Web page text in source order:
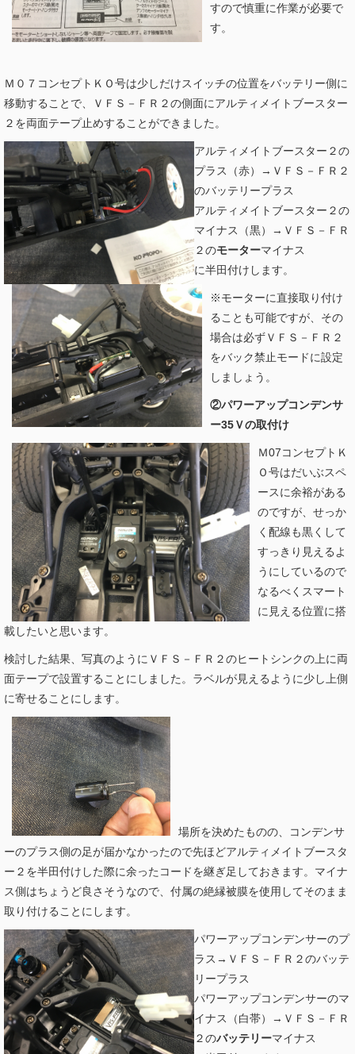
すので慎重に作業が必要で
す。
Ｍ０７コンセプトＫＯ号は少しだけスイッチの位置をバッテリー側に
移動することで、ＶＦＳ－ＦＲ２の側面にアルティメイトブースター
２を両面テープ止めすることができました。
アルティメイトブースター２の
プラス（赤）→ＶＦＳ－ＦＲ２
のバッテリープラス
アルティメイトブースター２の
マイナス（黒）→ＶＦＳ－ＦＲ
２のモーターマイナス
に半田付けします。
※モーターに直接取り付け
ることも可能ですが、その
場合は必ずＶＦＳ－ＦＲ２
をバック禁止モードに設定
しましょう。
②パワーアップコンデンサ
ー35Ｖの取付け
Ｍ07コンセプトＫ
Ｏ号はだいぶスペ
ースに余裕がある
のですが、せっか
く配線も黒くして
すっきり見えるよ
うにしているので
なるべくスマート
に見える位置に搭
載したいと思います。
検討した結果、写真のようにＶＦＳ－ＦＲ２のヒートシンクの上に両
面テープで設置することにしました。ラベルが見えるように少し上側
に寄せることにします。
場所を決めたものの、コンデンサ
ーのプラス側の足が届かなかったので先ほどアルティメイトブースタ
ー２を半田付けした際に余ったコードを継ぎ足しておきます。マイナ
ス側はちょうど良さそうなので、付属の絶縁被膜を使用してそのまま
取り付けることにします。
パワーアップコンデンサーのプ
ラス→ＶＦＳ－ＦＲ２のバッテ
リープラス
パワーアップコンデンサーのマ
イナス（白帯）→ＶＦＳ－ＦＲ
２のバッテリーマイナス